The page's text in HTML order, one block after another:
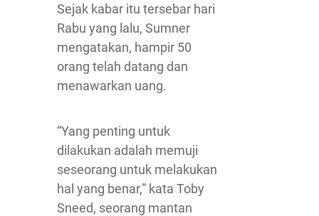
Sejak kabar itu tersebar hari
Rabu yang lalu, Sumner
mengatakan, hampir 50
orang telah datang dan
menawarkan uang.
“Yang penting untuk
dilakukan adalah memuji
seseorang untuk melakukan
hal yang benar,” kata Toby
Sneed, seorang mantan